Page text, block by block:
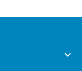
